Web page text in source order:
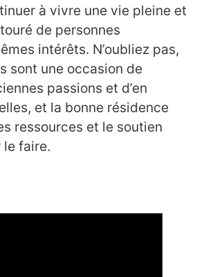
à vivre une vie pleine et
de personnes
intérêts. N’oubliez pas,
sont une occasion de
passions et d’en
et la bonne résidence
ressources et le soutien
le faire.